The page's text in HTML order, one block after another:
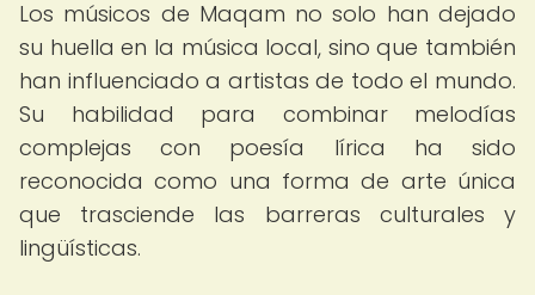
Los músicos de Maqam no solo han dejado
su huella en la música local, sino que también
han influenciado a artistas de todo el mundo.
Su habilidad para combinar melodías
complejas con poesía lírica ha sido
reconocida como una forma de arte única
que trasciende las barreras culturales y
lingüísticas.